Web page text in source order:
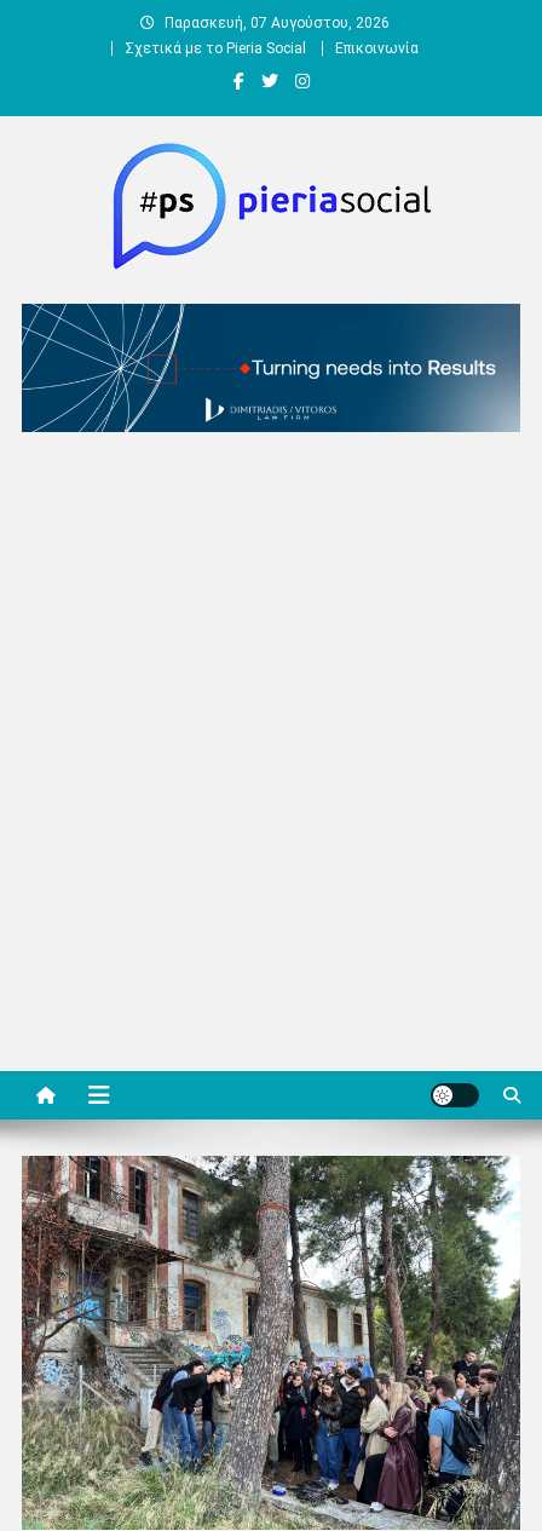
Παρασκευή, 07 Αυγούστου, 2026
Σχετικά με το Pieria Social
Επικοινωνία
Pieria Social